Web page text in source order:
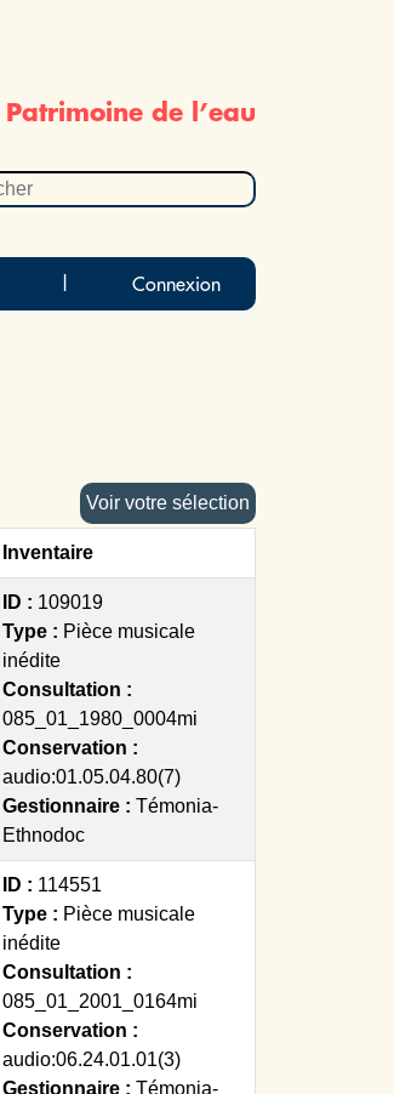
Patrimoine de l’eau
Connexion
Voir votre sélection
Inventaire
ID : 109019
Type : Pièce musicale
inédite
Consultation :
085_01_1980_0004mi
Conservation :
audio:01.05.04.80(7)
Gestionnaire : Témonia-
Ethnodoc
ID : 114551
Type : Pièce musicale
inédite
Consultation :
085_01_2001_0164mi
Conservation :
audio:06.24.01.01(3)
Gestionnaire : Témonia-